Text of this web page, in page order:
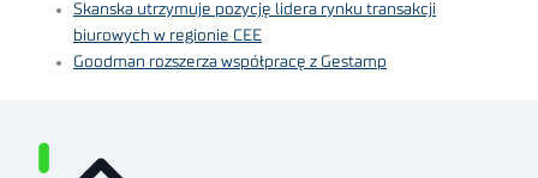
Skanska utrzymuje pozycję lidera rynku transakcji
biurowych w regionie CEE
Goodman rozszerza współpracę z Gestamp